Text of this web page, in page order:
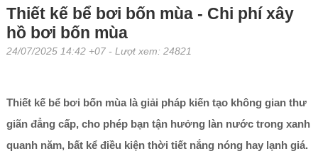
Thiết kế bể bơi bốn mùa - Chi phí xây hồ bơi bốn mùa
Thiết kế bể bơi bốn mùa - Chi phí xây
hồ bơi bốn mùa
24/07/2025 14:42 +07 - Lượt xem: 24821
Thiết kế bể bơi bốn mùa là giải pháp kiến tạo không gian thư
giãn đẳng cấp, cho phép bạn tận hưởng làn nước trong xanh
quanh năm, bất kể điều kiện thời tiết nắng nóng hay lạnh giá.